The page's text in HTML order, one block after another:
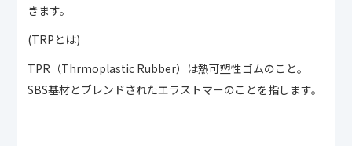
きます。
(TRPとは)
TPR（Thrmoplastic Rubber）は熱可塑性ゴムのこと。
SBS基材とブレンドされたエラストマーのことを指します。